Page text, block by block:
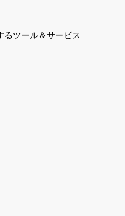
るツール＆サービス